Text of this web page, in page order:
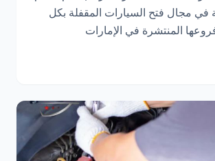
مجال فتح السيارات المقفلة بكل
المنتشرة في الإمارات